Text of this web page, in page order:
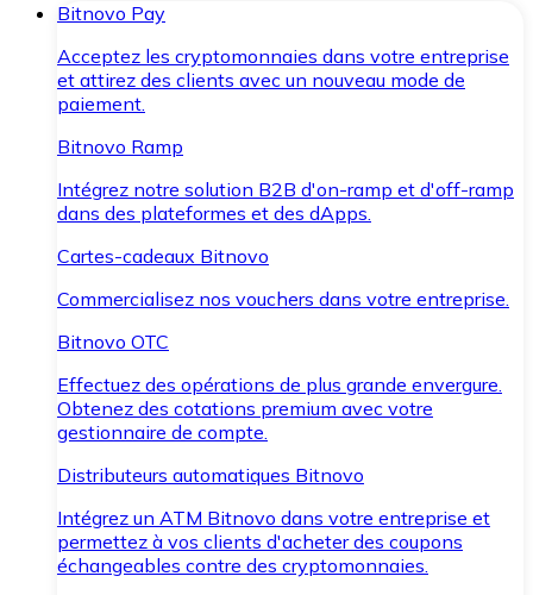
Bitnovo Pay
Acceptez les cryptomonnaies dans votre entreprise
et attirez des clients avec un nouveau mode de
paiement.
Bitnovo Ramp
Intégrez notre solution B2B d'on-ramp et d'off-ramp
dans des plateformes et des dApps.
Cartes-cadeaux Bitnovo
Commercialisez nos vouchers dans votre entreprise.
Bitnovo OTC
Effectuez des opérations de plus grande envergure.
Obtenez des cotations premium avec votre
gestionnaire de compte.
Distributeurs automatiques Bitnovo
Intégrez un ATM Bitnovo dans votre entreprise et
permettez à vos clients d'acheter des coupons
échangeables contre des cryptomonnaies.